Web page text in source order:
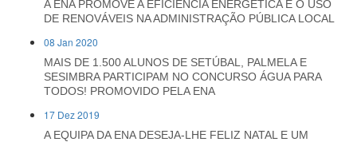
A ENA PROMOVE A EFICIÊNCIA ENERGÉTICA E O USO
DE RENOVÁVEIS NA ADMINISTRAÇÃO PÚBLICA LOCAL
08 Jan 2020
MAIS DE 1.500 ALUNOS DE SETÚBAL, PALMELA E
SESIMBRA PARTICIPAM NO CONCURSO ÁGUA PARA
TODOS! PROMOVIDO PELA ENA
17 Dez 2019
A EQUIPA DA ENA DESEJA-LHE FELIZ NATAL E UM